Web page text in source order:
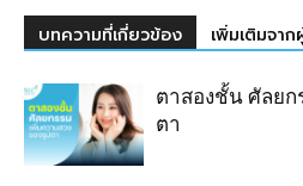
บทความที่เกี่ยวข้อง เพิ่มเติมจาก
ตาสองชั้น ศัลยก
ตา